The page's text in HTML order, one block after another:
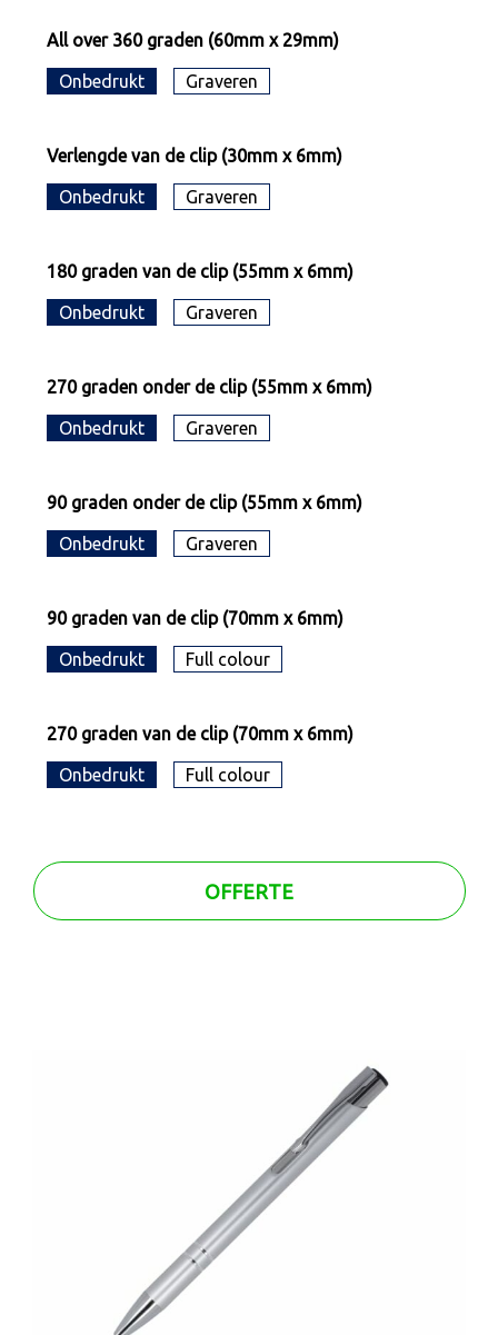
All over 360 graden (60mm x 29mm)
Onbedrukt Graveren
Verlengde van de clip (30mm x 6mm)
Onbedrukt Graveren
180 graden van de clip (55mm x 6mm)
Onbedrukt Graveren
270 graden onder de clip (55mm x 6mm)
Onbedrukt Graveren
90 graden onder de clip (55mm x 6mm)
Onbedrukt Graveren
90 graden van de clip (70mm x 6mm)
Onbedrukt Full colour
270 graden van de clip (70mm x 6mm)
Onbedrukt Full colour
OFFERTE